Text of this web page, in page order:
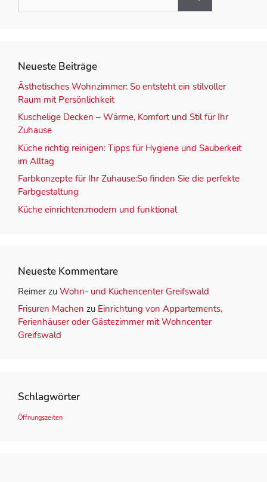
Neueste Beiträge
Ästhetisches Wohnzimmer: So entsteht ein stilvoller
Raum mit Persönlichkeit
Kuschelige Decken – Wärme, Komfort und Stil für Ihr
Zuhause
Küche richtig reinigen: Tipps für Hygiene und Sauberkeit
im Alltag
Farbkonzepte für Ihr Zuhause:So finden Sie die perfekte
Farbgestaltung
Küche einrichten:modern und funktional
Neueste Kommentare
Reimerzu Wohn- und Küchencenter Greifswald
Frisuren Machen zu Einrichtung von Appartements,
Ferienhäuser oder Gästezimmer mit Wohncenter
Greifswald
Schlagwörter
Öffnungszeiten